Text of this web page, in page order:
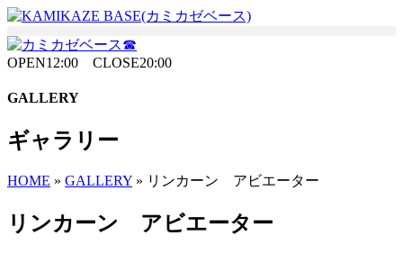
Skip
the
content
OPEN12:00 CLOSE20:00
GALLERY
ギャラリー
HOME » GALLERY » リンカーン アビエーター
リンカーン アビエーター